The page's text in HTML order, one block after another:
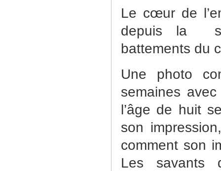
Le cœur de
depuis la
battements du
Une photo
semaines
l’âge de huit
son
comment son
Les savants